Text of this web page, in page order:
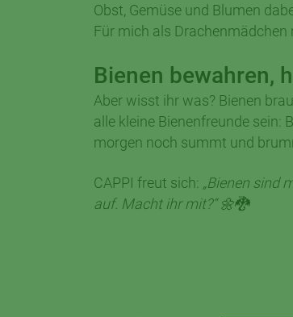
Obst, Gemüse und Blumen
Für mich als Drachenmädchen
Bienen bewahren,
Aber wisst ihr was? Bienen
alle kleine Bienenfreunde sein:
morgen noch summt und
CAPPI freut sich: „Bienen sind
auf. Macht ihr mit?“ 🌼🐉